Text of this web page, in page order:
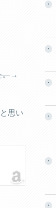
。→
思い